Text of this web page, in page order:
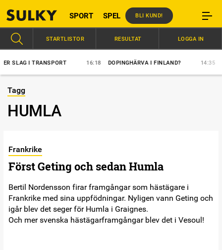
SPORT SPEL BLI KUND!
I TRANSPORT 16:18 DOPINGHÄRVA I FINLAND? 14:35
STARTLISTOR RESULTAT LOGGA IN
Tagg
HUMLA
Frankrike
Först Geting och sedan Humla
Bertil Nordensson firar framgångar som hästägare i
Frankrike med sina uppfödningar. Nyligen vann Geting och
igår blev det seger för Humla i Graignes.
Och mer svenska hästägarframgångar blev det i Vesoul!